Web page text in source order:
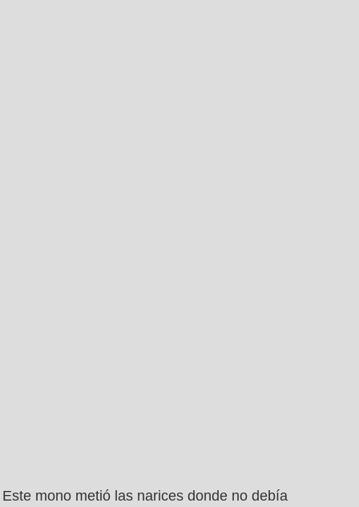
Este mono metió las narices donde no debía